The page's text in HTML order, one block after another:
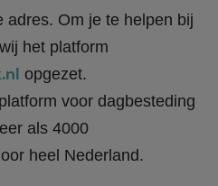
adres. Om je te helpen bij
het platform
opgezet.
voor dagbesteding
als 4000
heel Nederland.